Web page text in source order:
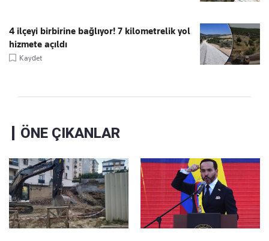
4 ilçeyi birbirine bağlıyor! 7 kilometrelik yol
hizmete açıldı
Kaydet
ÖNE ÇIKANLAR